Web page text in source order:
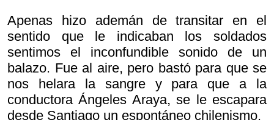
Apenas hizo ademán de transitar en el
sentido que le indicaban los soldados
sentimos el inconfundible sonido de un
balazo. Fue al aire, pero bastó para que se
nos helara la sangre y para que a la
conductora Ángeles Araya, se le escapara
desde Santiago un espontáneo chilenismo.